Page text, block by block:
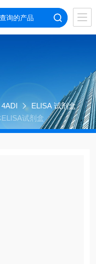
4ADI
ELISA 试剂盒
试剂盒